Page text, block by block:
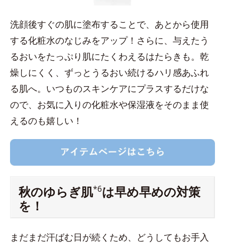
洗顔後すぐの肌に塗布することで、あとから使用
する化粧水のなじみをアップ！さらに、与えたう
るおいをたっぷり肌にたくわえるはたらきも。乾
燥しにくく、ずっとうるおい続けるハリ感あふれ
る肌へ。いつものスキンケアにプラスするだけな
ので、お気に入りの化粧水や保湿液をそのまま使
えるのも嬉しい！
秋のゆらぎ肌*6は早め早めの対策
を！
まだまだ汗ばむ日が続くため、どうしてもお手入